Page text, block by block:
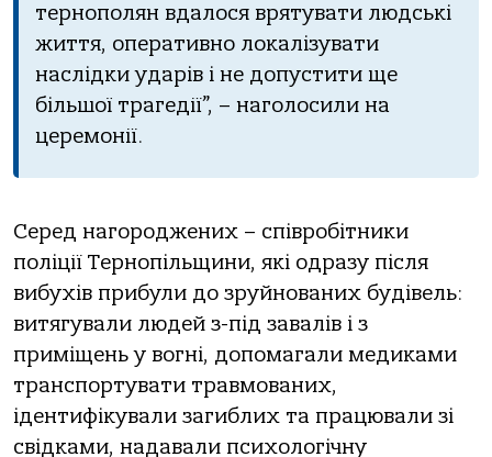
тернополян вдалося врятувати людські
життя, оперативно локалізувати
наслідки ударів і не допустити ще
більшої трагедії”, – наголосили на
церемонії.
Серед нагороджених – співробітники
поліції Тернопільщини, які одразу після
вибухів прибули до зруйнованих будівель:
витягували людей з-під завалів і з
приміщень у вогні, допомагали медиками
транспортувати травмованих,
ідентифікували загиблих та працювали зі
свідками, надавали психологічну